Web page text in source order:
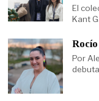
El
Kant
Por
debuta